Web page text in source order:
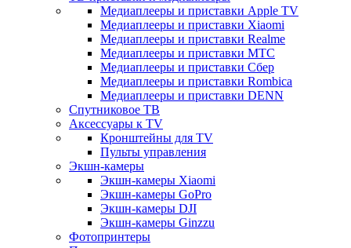
Медиаплееры и приставки Apple TV
Медиаплееры и приставки Xiaomi
Медиаплееры и приставки Realme
Медиаплееры и приставки МТС
Медиаплееры и приставки Сбер
Медиаплееры и приставки Rombica
Медиаплееры и приставки DENN
Спутниковое ТВ
Аксессуары к TV
Кронштейны для TV
Пульты управления
Экшн-камеры
Экшн-камеры Xiaomi
Экшн-камеры GoPro
Экшн-камеры DJI
Экшн-камеры Ginzzu
Фотопринтеры